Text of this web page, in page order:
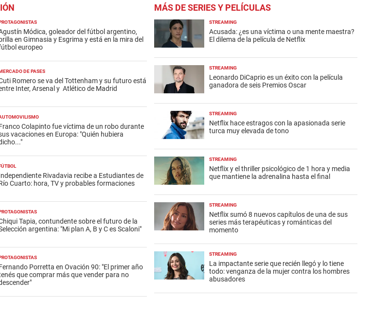
Módica, goleador del fútbol argentino,
brilla en Gimnasia y Esgrima y está en la mira del
europeo
DE PASES
Romero se va del Tottenham y su futuro está
Inter, Arsenal y Atlético de Madrid
Colapinto fue víctima de un robo durante
vacaciones en Europa: "Quién hubiera
Rivadavia recibe a Estudiantes de
Cuarto: hora, TV y probables formaciones
Tapia, contundente sobre el futuro de la
argentina: "Mi plan A, B y C es Scaloni"
Porretta en Ovación 90: "El primer año
que comprar más que vender para no
MÁS DE SERIES Y PELÍCULAS
STREAMING
Acusada: ¿es una víctima o una mente maestra?
El dilema de la película de Netflix
STREAMING
Leonardo DiCaprio es un éxito con la película
ganadora de seis Premios Oscar
STREAMING
Netflix hace estragos con la apasionada serie
turca muy elevada de tono
STREAMING
Netflix y el thriller psicológico de 1 hora y media
que mantiene la adrenalina hasta el final
STREAMING
Netflix sumó 8 nuevos capítulos de una de sus
series más terapéuticas y románticas del
momento
STREAMING
La impactante serie que recién llegó y lo tiene
todo: venganza de la mujer contra los hombres
abusadores